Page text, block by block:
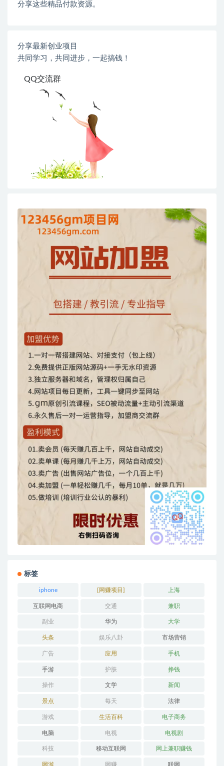
分享这些精品付款资源。
分享最新创业项目
共同学习，共同进步，一起搞钱！
QQ交流群
标签
iphone [网赚项目] 上海
互联网电商 交通 兼职
副业 华为 大学
头条 娱乐八卦 市场营销
广告 应用 手机
手游 护肤 挣钱
操作 文学 新闻
景点 每天 法律
游戏 生活百科 电子商务
电脑 电视 电视剧
科技 移动互联网 网上兼职赚钱
网游 网赚 联网